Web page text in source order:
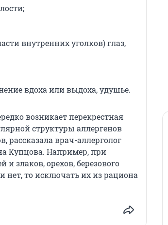
внутренних уголков) глаз,
вдоха или выдоха, удушье.
возникает перекрестная
структуры аллергенов
врач-аллерголог
Купцова. Например, при
злаков, орехов, березового
нет, то исключать их из рациона